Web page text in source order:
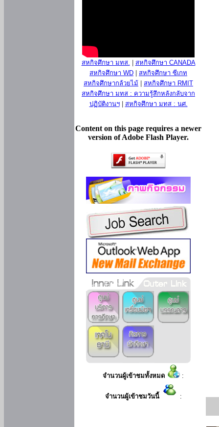
สหกิจศึกษา มทส.
สหกิจศึกษา CANADA
สหกิจศึกษา WD
สหกิจศึกษา ซีเกท
สหกิจศึกษากล้วยไม้
สหกิจศึกษา RMIT
สหกิจศึกษา มทส : ความรู้สึกหลังกลับจาก
ปฏิบัติงานฯ| สหกิจศึกษา มทส : นศ.
Content on this page requires a newer
version of Adobe Flash Player.
จำนวนผู้เข้าชมทั้งหมด :
จำนวนผู้เข้าชมวันนี้ :